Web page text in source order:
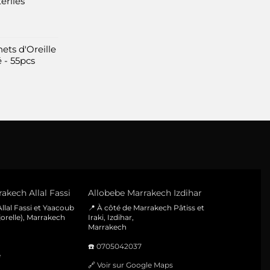
d'Oreille
- 55pcs
Allal Fassi
Fassi et Yaacoub
Marrakech
Allobebe Marrakech Izdihar
📍 À côté de Marrakech Pâtiss et
Iraki, Izdihar,
Marrakech
☎️ 0705042037
🔗 Voir sur Google Maps